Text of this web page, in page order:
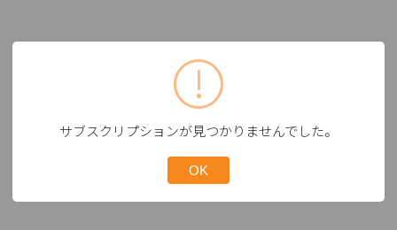
サブスクリプションが見つかりませんでした。
OK